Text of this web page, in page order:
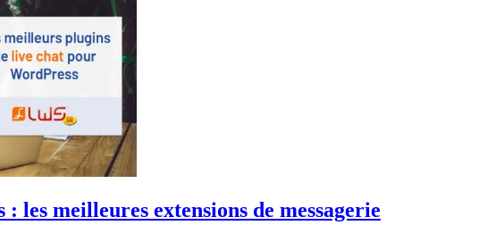
les meilleures extensions de messagerie